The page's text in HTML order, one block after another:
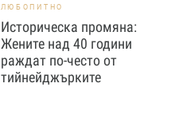
ЛЮБОПИТНО
Историческа промяна:
Жените над 40 години
раждат по-често от
тийнейджърките